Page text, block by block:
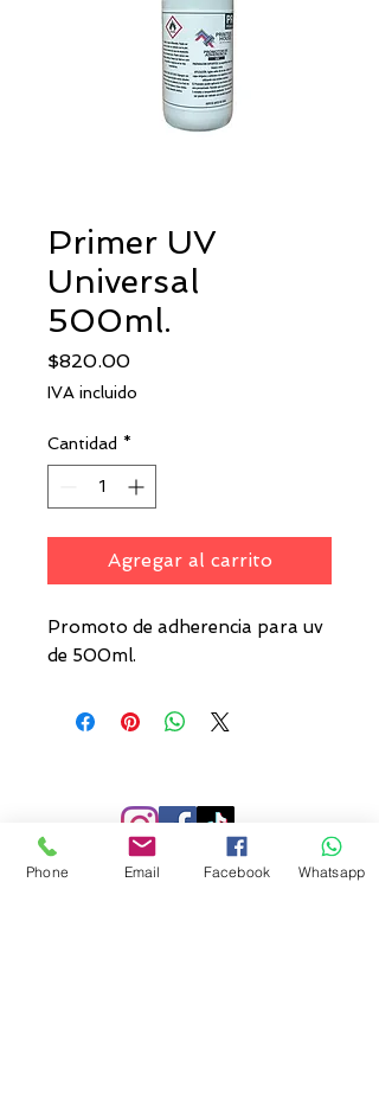
Primer UV
Universal
500ml.
$820.00Precio
IVA incluido
Cantidad *
Agregar al carrito
Promoto de adherencia para uv
de 500ml.
Phone Email Facebook Whatsapp